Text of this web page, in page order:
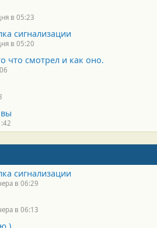
в 05:23
сигнализации
в 05:20
что смотрел и как оно.
сигнализации
в 06:29
в 06:13